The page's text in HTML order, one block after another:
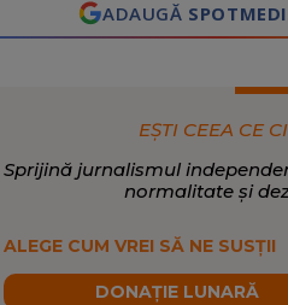
ADAUGĂ
EȘTI CEEA CE
Sprijină jurnalismul
normalitate și
ALEGE CUM VREI SĂ NE SUSȚII
DONAȚIE LUNARĂ